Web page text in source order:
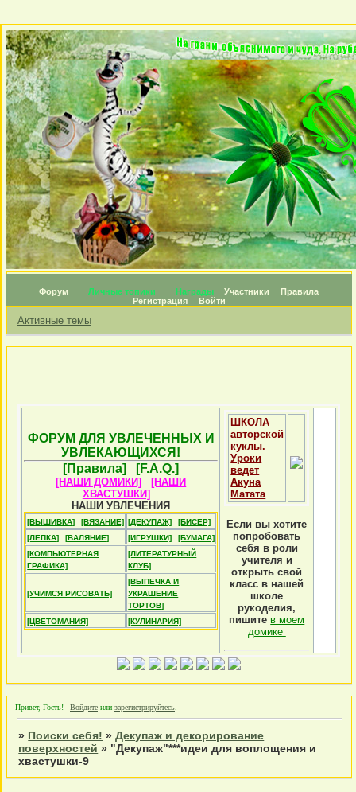
Форум Личные топики Награды Участники
Правила
Регистрация
Войти
Активные темы
ФОРУМ ДЛЯ УВЛЕЧЕННЫХ И
УВЛЕКАЮЩИХСЯ!
[Правила]
[F.A.Q.]
[НАШИ ДОМИКИ]
[НАШИ
ХВАСТУШКИ]
НАШИ УВЛЕЧЕНИЯ
[ВЫШИВКА] [ВЯЗАНИЕ] [ДЕКУПАЖ]
[БИСЕР]
[ЛЕПКА]
[ВАЛЯНИЕ] [ИГРУШКИ]
[БУМАГА]
[КОМПЬЮТЕРНАЯ
ГРАФИКА]
[ЛИТЕРАТУРНЫЙ
КЛУБ]
[УЧИМСЯ РИСОВАТЬ]
[ВЫПЕЧКА И
УКРАШЕНИЕ
ТОРТОВ]
[ЦВЕТОМАНИЯ]
[КУЛИНАРИЯ]
ШКОЛА
авторской
куклы.
Уроки
ведет
Акуна
Матата
Если вы хотите
попробовать
себя в роли
учителя и
открыть свой
класс в нашей
школе
рукоделия,
пишите в моем
домике
Привет, Гость! Войдите или зарегистрируйтесь
» Поиски себя! »Декупаж и декорирование
поверхностей » "Декупаж"***идеи для воплощения и
хвастушки-9